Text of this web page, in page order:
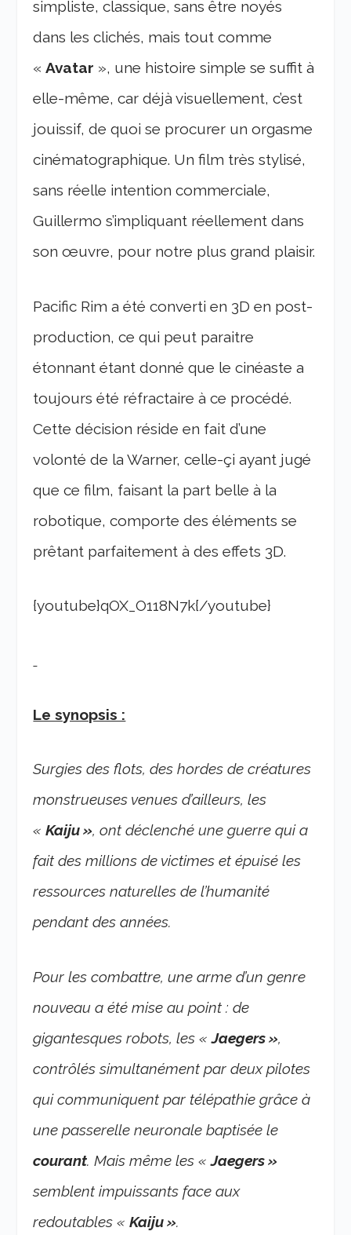
simpliste, classique, sans être noyés
dans les clichés, mais tout comme
«Avatar », une histoire simple se suffit à
elle-même, car déjà visuellement, c’est
jouissif, de quoi se procurer un orgasme
cinématographique. Un film très stylisé,
sans réelle intention commerciale,
Guillermo s’impliquant réellement dans
son œuvre, pour notre plus grand plaisir.
Pacific Rim a été converti en 3D en post-
production, ce qui peut paraitre
étonnant étant donné que le cinéaste a
toujours été réfractaire à ce procédé.
Cette décision réside en fait d’une
volonté de la Warner, celle-çi ayant jugé
que ce film, faisant la part belle à la
robotique, comporte des éléments se
prêtant parfaitement à des effets 3D.
{youtube}qOX_O118N7k{/youtube}
Le synopsis :
Surgies des flots, des hordes de créatures
monstrueuses venues d’ailleurs, les
«Kaiju », ont déclenché une guerre qui a
fait des millions de victimes et épuisé les
ressources naturelles de l’humanité
pendant des années.
Pour les combattre, une arme d’un genre
nouveau a été mise au point : de
gigantesques robots, les «Jaegers »,
contrôlés simultanément par deux pilotes
qui communiquent par télépathie grâce à
une passerelle neuronale baptisée le
courant. Mais même les «Jaegers »
semblent impuissants face aux
redoutables «Kaiju ».